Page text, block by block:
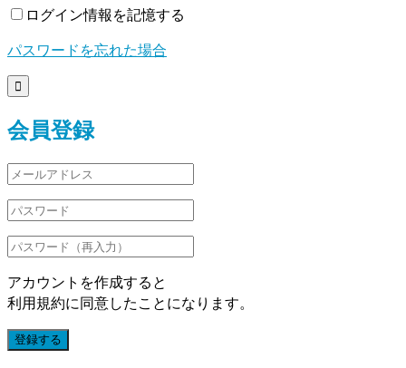
ログイン情報を記憶する
パスワードを忘れた場合

会員登録
アカウントを作成すると
利用規約に同意したことになります。
登録する